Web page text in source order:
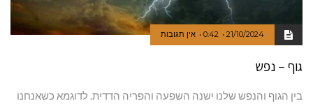
21/10/2024
0:42 אין תגובות
גוף – נפש
בין הגוף והנפש שלנו ישנה השפעה והפריה הדדית. לדוגמא כשאנחנו